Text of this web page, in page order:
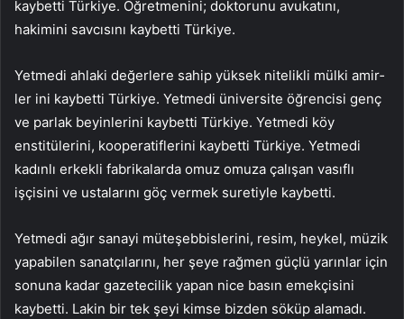
kaybetti Türkiye. Öğretmenini; doktorunu avukatını,
hakimini savcısı­nı kaybetti Türkiye.
Yetme­di ahlaki değerlere sahip yüksek nitelikli mülki amir­
ler ini kaybetti Türkiye. Yet­medi üniversite öğrencisi genç
ve parlak beyinlerini kaybetti Türkiye. Yetmedi köy
enstitülerini, koope­ratiflerini kaybetti Türki­ye. Yetmedi
kadınlı erkekli fabrikalarda omuz omuza çalışan vasıflı
işçisini ve us­talarını göç vermek sure­tiyle kaybetti.
Yetmedi ağır sanayi müteşebbislerini, resim, heykel, müzik
yapa­bilen sanatçılarını, her şeye rağmen güçlü yarınlar için
sonuna kadar gazetecilik yapan nice basın emekçi­sini
kaybetti. Lakin bir tek şeyi kimse bizden söküp alamadı.